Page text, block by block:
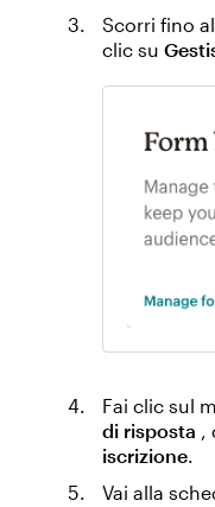
Scorri fino
clic su
Fai clic sul
di risposta ,
iscrizione.
Vai alla